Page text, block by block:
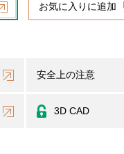
お気に入りに追加
安全上の注意
3D CAD